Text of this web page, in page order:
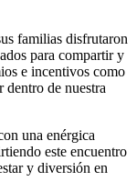
familias disfrutaron
para compartir y
e incentivos como
de nuestra
una enérgica
este encuentro
y diversión en